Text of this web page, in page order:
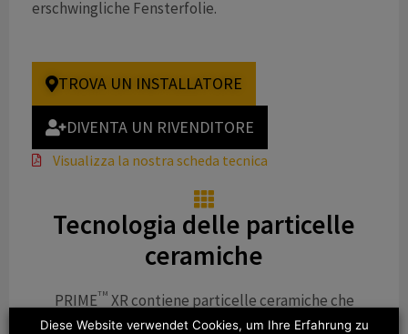
erschwingliche Fensterfolie.
TROVA UN INSTALLATORE
DIVENTA UN RIVENDITORE
Visualizza la nostra scheda tecnica
Tecnologia delle particelle
ceramiche
PRIMETM XR contiene particelle ceramiche che
filtrano le radiazioni a infrarossi del sole, rendendole
Diese Website verwendet Cookies, um Ihre Erfahrung zu